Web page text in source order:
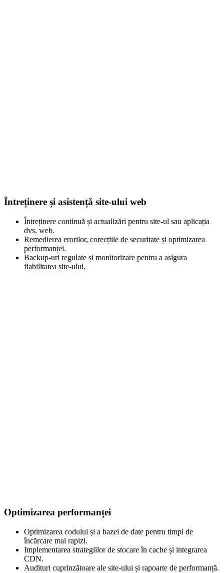
Întreținere și asistență site-ului web
Întreținere continuă și actualizări pentru site-ul sau aplicația
dvs. web.
Remedierea erorilor, corecțiile de securitate și optimizarea
performanței.
Backup-uri regulate și monitorizare pentru a asigura
fiabilitatea site-ului.
Optimizarea performanței
Optimizarea codului și a bazei de date pentru timpi de
încărcare mai rapizi.
Implementarea strategiilor de stocare în cache și integrarea
CDN.
Audituri cuprinzătoare ale site-ului și rapoarte de performanță.